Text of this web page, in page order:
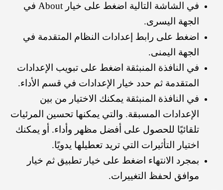
في الشاشة التالية اضغط على خيار About في
الجهة اليسرى.
اضغط على رابط إعدادات النظام المتقدمة في
الجهة اليمنى.
في النافذة المنبثقة اضغط على تبويب الإعدادات
المتقدمة ثم حدد خيار الإعدادات في قسم الأداء.
في النافذة المنبثقة يمكنك الاختيار من بين
الإعدادات المسبقة. والتي يمكنها تحسين المرئيات
تلقائيًا للحصول على أفضل مظهر وأداء. أو يمكنك
اختيار التأثيرات التي تريد تعطيلها يدويًا.
بمجرد الانتهاء اضغط على خيار تطبيق ثم خيار
موافق لحفظ التغييرات.